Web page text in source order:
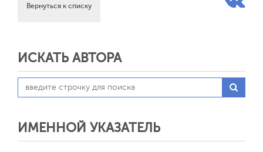
Вернуться к списку
ИСКАТЬ АВТОРА
ИМЕННОЙ УКАЗАТЕЛЬ